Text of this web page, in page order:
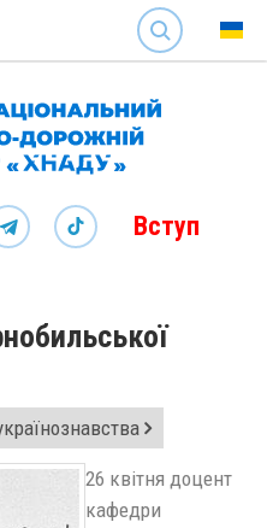
SEARCH
Вступ
26 квітня доцент
кафедри